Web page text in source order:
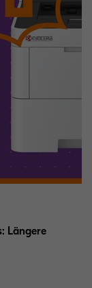
Längere